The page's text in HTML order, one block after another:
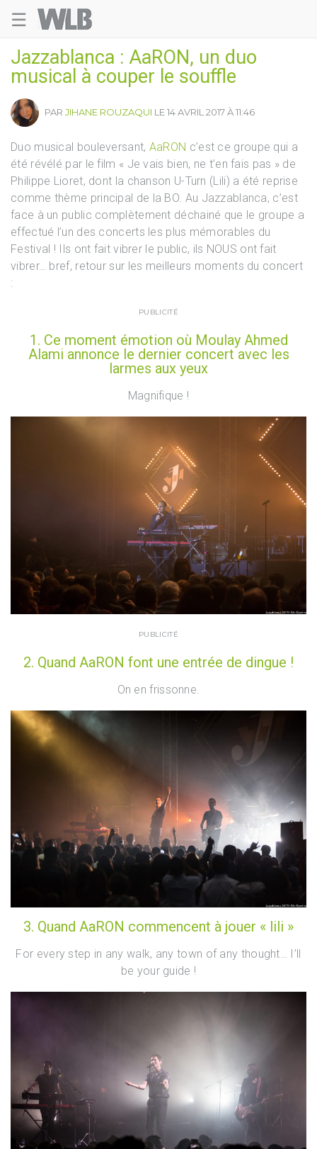
☰
Jazzablanca : AaRON, un duo
musical à couper le souffle
PAR JIHANE ROUZAQUI LE 14 AVRIL 2017 À 11:46
Duo musical bouleversant, AaRON c’est ce groupe qui a
été révélé par le film « Je vais bien, ne t’en fais pas » de
Philippe Lioret, dont la chanson U-Turn (Lili) a été reprise
comme thème principal de la BO. Au Jazzablanca, c’est
face à un public complètement déchainé que le groupe a
effectué l’un des concerts les plus mémorables du
Festival ! Ils ont fait vibrer le public, ils NOUS ont fait
vibrer… bref, retour sur les meilleurs moments du concert
:
PUBLICITÉ
1. Ce moment émotion où Moulay Ahmed
Alami annonce le dernier concert avec les
larmes aux yeux
Magnifique !
PUBLICITÉ
2. Quand AaRON font une entrée de dingue !
On en frissonne.
3. Quand AaRON commencent à jouer « lili »
For every step in any walk, any town of any thought… I’ll
be your guide !